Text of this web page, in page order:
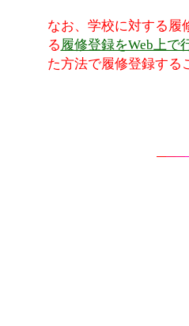
なお、学校に対する履
る履修登録をWeb上で
た方法で履修登録する